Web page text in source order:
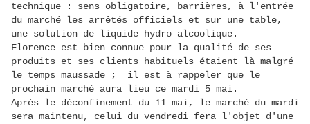
technique : sens obligatoire, barrières, à l'entrée
du marché les arrêtés officiels et sur une table,
une solution de liquide hydro alcoolique.
Florence est bien connue pour la qualité de ses
produits et ses clients habituels étaient là malgré
le temps maussade ; il est à rappeler que le
prochain marché aura lieu ce mardi 5 mai.
Après le déconfinement du 11 mai, le marché du mardi
sera maintenu, celui du vendredi fera l'objet d'une